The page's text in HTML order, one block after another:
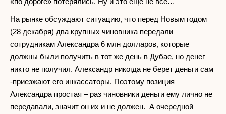
На рынке обсуждают ситуацию, что перед Новым годом
(28 декабря) два крупных чиновника передали
сотрудникам Александра 6 млн долларов, которые
должны были получить в тот же день в Дубае, но денег
никто не получил. Александр никогда не берет деньги сам
-приезжают его инкассаторы. Поэтому позиция
Александра простая – раз чиновники деньги ему лично не
передавали, значит он их и не должен. А очередной